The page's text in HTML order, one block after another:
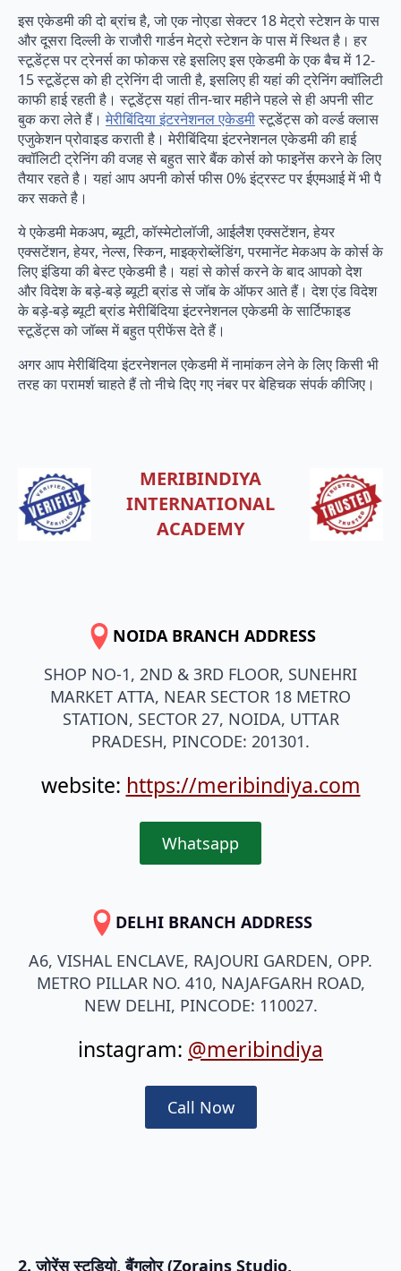
इस एकेडमी की दो ब्रांच है, जो एक नोएडा सेक्टर 18 मेट्रो स्टेशन के पास
और दूसरा दिल्ली के राजौरी गार्डन मेट्रो स्टेशन के पास में स्थित है। हर
स्टूडेंट्स पर ट्रेनर्स का फोकस रहे इसलिए इस एकेडमी के एक बैच में 12-
15 स्टूडेंट्स को ही ट्रेनिंग दी जाती है, इसलिए ही यहां की ट्रेनिंग क्वॉलिटी
काफी हाई रहती है। स्टूडेंट्स यहां तीन-चार महीने पहले से ही अपनी सीट
बुक करा लेते हैं।मेरीबिंदिया इंटरनेशनल एकेडमीस्टूडेंट्स को वर्ल्ड क्लास
एजुकेशन प्रोवाइड कराती है। मेरीबिंदिया इंटरनेशनल एकेडमी की हाई
क्वॉलिटी ट्रेनिंग की वजह से बहुत सारे बैंक कोर्स को फाइनेंस करने के लिए
तैयार रहते है। यहां आप अपनी कोर्स फीस 0% इंट्रस्ट पर ईएमआई में भी पै
कर सकते है।
ये एकेडमी मेकअप, ब्यूटी, कॉस्मेटोलॉजी, आईलैश एक्सटेंशन, हेयर
एक्सटेंशन, हेयर, नेल्स, स्किन, माइक्रोब्लेंडिंग, परमानेंट मेकअप के कोर्स के
लिए इंडिया की बेस्ट एकेडमी है। यहां से कोर्स करने के बाद आपको देश
और विदेश के बड़े-बड़े ब्यूटी ब्रांड से जॉब के ऑफर आते हैं। देश एंड विदेश
के बड़े-बड़े ब्यूटी ब्रांड मेरीबिंदिया इंटरनेशनल एकेडमी के सार्टिफाइड
स्टूडेंट्स को जॉब्स में बहुत प्रीफेंस देते हैं।
अगर आप मेरीबिंदिया इंटरनेशनल एकेडमी में नामांकन लेने के लिए किसी भी
तरह का परामर्श चाहते हैं तो नीचे दिए गए नंबर पर बेहिचक संपर्क कीजिए।
MERIBINDIYA
INTERNATIONAL
ACADEMY
NOIDA BRANCH ADDRESS
SHOP NO-1, 2ND & 3RD FLOOR, SUNEHRI
MARKET ATTA, NEAR SECTOR 18 METRO
STATION, SECTOR 27, NOIDA, UTTAR
PRADESH, PINCODE: 201301.
website: https://meribindiya.com
Whatsapp
DELHI BRANCH ADDRESS
A6, VISHAL ENCLAVE, RAJOURI GARDEN, OPP.
METRO PILLAR NO. 410, NAJAFGARH ROAD,
NEW DELHI, PINCODE: 110027.
instagram: @meribindiya
Call Now
2. ज़ोरेंस स्टूडियो, बैंगलोर (Zorains Studio,